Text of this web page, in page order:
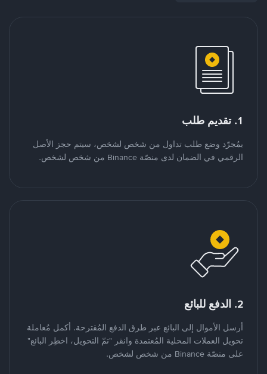
1. تقديم طلب
بمُجرّد وضع طلب تداول من شخص لشخص، سيتم حجز الأصل
الرقمي في الضمان لدى منصّة Binance من شخص لشخص.
2. الدفع للبائع
أرسل الأموال إلى البائع عبر طرق الدفع المُقترحة. أكمل مُعاملة
تحويل العملات المحلية المُعتمدة وانقر "تمّ التحويل، اخطِر البائع"
على منصّة Binance من شخص لشخص.